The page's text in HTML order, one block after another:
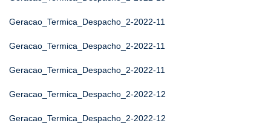
Geracao_Termica_Despacho_2-2022-11
Geracao_Termica_Despacho_2-2022-11
Geracao_Termica_Despacho_2-2022-11
Geracao_Termica_Despacho_2-2022-12
Geracao_Termica_Despacho_2-2022-12